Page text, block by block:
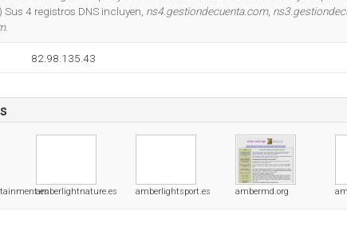
4 registros DNS incluyen, ns4.gestiondecuenta.com,
.
82.98.135.43
amberlightnature.es amberlightsport.es ambermd.org